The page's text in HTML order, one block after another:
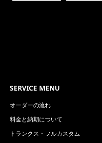
SERVICE MENU
オーダーの流れ
料金と納期について
トランクス・フルカスタム